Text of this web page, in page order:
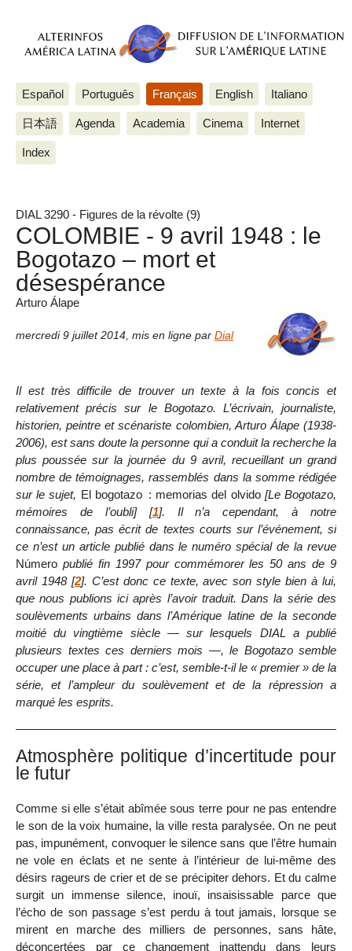
Español Português Français English Italiano
日本語 Agenda Academia Cinema Internet
Index
DIAL 3290 - Figures de la révolte (9)
COLOMBIE - 9 avril 1948 : le
Bogotazo – mort et
désespérance
Arturo Álape
mercredi 9 juillet 2014 mis en ligne par Dial
Il est très difficile de trouver un texte à la fois concis et
relativement précis sur le Bogotazo. L’écrivain, journaliste,
historien, peintre et scénariste colombien, Arturo Álape (1938-
2006), est sans doute la personne qui a conduit la recherche la
plus poussée sur la journée du 9 avril, recueillant un grand
nombre de témoignages, rassemblés dans la somme rédigée
sur le sujet, El bogotazo : memorias del olvido [Le Bogotazo,
mémoires de l’oubli][1]. Il n’a cependant, à notre
connaissance, pas écrit de textes courts sur l’événement, si
ce n’est un article publié dans le numéro spécial de la revue
Número publié fin 1997 pour commémorer les 50 ans de 9
avril 1948[2]. C’est donc ce texte, avec son style bien à lui,
que nous publions ici après l’avoir traduit. Dans la série des
soulèvements urbains dans l’Amérique latine de la seconde
moitié du vingtième siècle — sur lesquels DIAL a publié
plusieurs textes ces derniers mois —, le Bogotazo semble
occuper une place à part : c’est, semble-t-il le « premier » de la
série, et l’ampleur du soulèvement et de la répression a
marqué les esprits.
Atmosphère politique d’incertitude pour
le futur
Comme si elle s’était abîmée sous terre pour ne pas entendre
le son de la voix humaine, la ville resta paralysée. On ne peut
pas, impunément, convoquer le silence sans que l’être humain
ne vole en éclats et ne sente à l’intérieur de lui-même des
désirs rageurs de crier et de se précipiter dehors. Et du calme
surgit un immense silence, inouï, insaisissable parce que
l’écho de son passage s’est perdu à tout jamais, lorsque se
mirent en marche des milliers de personnes, sans hâte,
déconcertées par ce changement inattendu dans leurs